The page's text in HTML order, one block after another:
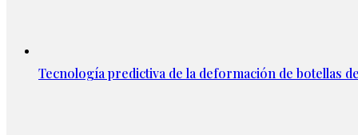
Tecnología predictiva de la deformación de botellas